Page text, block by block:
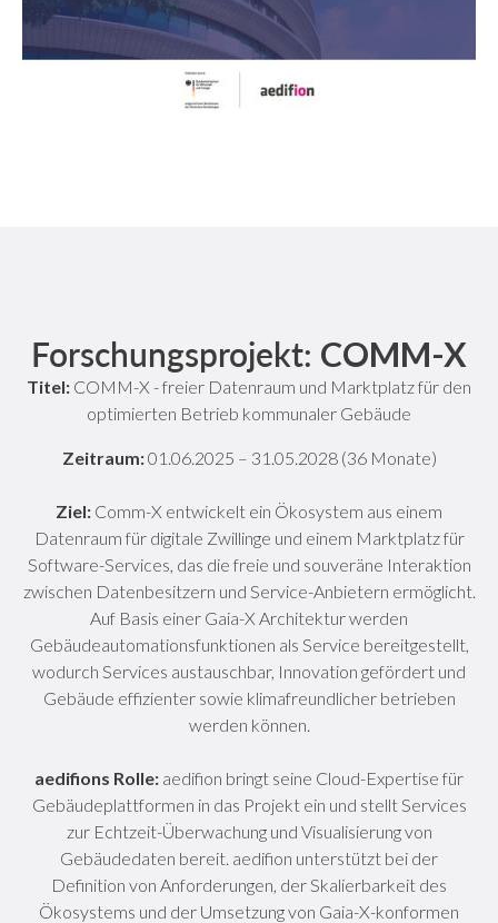
Forschungsprojekt: COMM-X
Titel: COMM-X - freier Datenraum und Marktplatz für den
optimierten Betrieb kommunaler Gebäude
Zeitraum:01.06.2025 – 31.05.2028 (36 Monate)
Ziel: Comm-X entwickelt ein Ökosystem aus einem
Datenraum für digitale Zwillinge und einem Marktplatz für
Software-Services, das die freie und souveräne Interaktion
zwischen Datenbesitzern und Service-Anbietern ermöglicht.
Auf Basis einer Gaia-X Architektur werden
Gebäudeautomationsfunktionen als Service bereitgestellt,
wodurch Services austauschbar, Innovation gefördert und
Gebäude effizienter sowie klimafreundlicher betrieben
werden können.
aedifions Rolle: aedifion bringt seine Cloud-Expertise für
Gebäudeplattformen in das Projekt ein und stellt Services
zur Echtzeit-Überwachung und Visualisierung von
Gebäudedaten bereit. aedifion unterstützt bei der
Definition von Anforderungen, der Skalierbarkeit des
Ökosystems und der Umsetzung von Gaia-X-konformen